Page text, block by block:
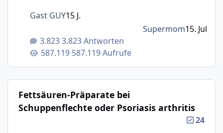
3.823 Antworten
587.119 Aufrufe
Gast GUY15 J.
Supermom15. Jul
Fettsäuren-Präparate bei
Schuppenflechte oder Psoriasis arthritis
24